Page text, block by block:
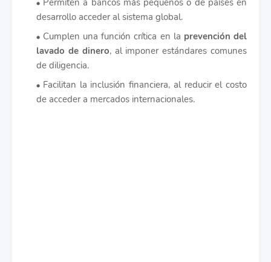
Permiten a bancos más pequeños o de países en
desarrollo acceder al sistema global.
Cumplen una función crítica en la prevención del
lavado de dinero, al imponer estándares comunes
de diligencia.
Facilitan la inclusión financiera, al reducir el costo
de acceder a mercados internacionales.